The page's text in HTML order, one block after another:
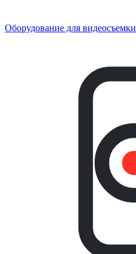
Оборудование для видеосъемки